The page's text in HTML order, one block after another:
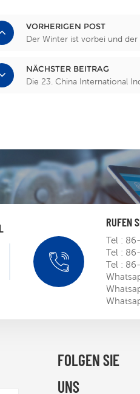
VORHERIGEN POST
Der Winter ist vorbei und
NÄCHSTER BEITRAG
Die 23. China International
RUFEN
Tel :
Tel :
Tel :
FOLGEN SIE
UNS